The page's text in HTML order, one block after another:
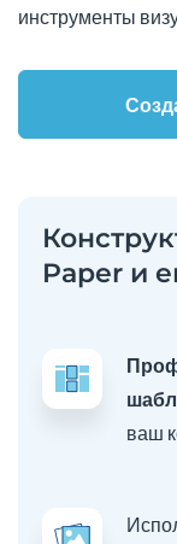
инструменты
Paper и
ваш